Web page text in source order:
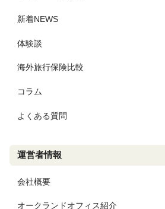
新着NEWS
体験談
海外旅行保険比較
コラム
よくある質問
運営者情報
会社概要
オークランドオフィス紹介